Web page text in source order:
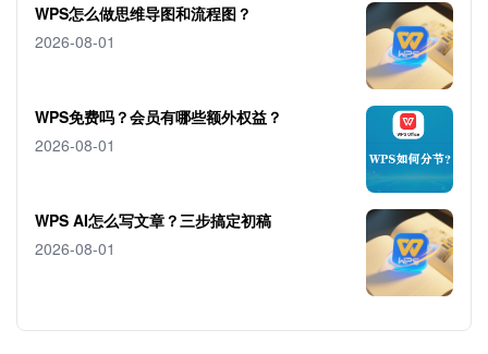
WPS怎么做思维导图和流程图？
2026-08-01
WPS免费吗？会员有哪些额外权益？
2026-08-01
WPS AI怎么写文章？三步搞定初稿
2026-08-01